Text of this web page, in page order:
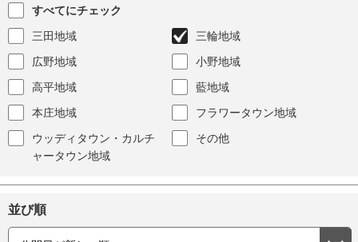
すべてにチェック
三田地域
三輪地域
広野地域
小野地域
高平地域
藍地域
本庄地域
フラワータウン地域
ウッディタウン・カルチ
ャータウン地域
その他
並び順